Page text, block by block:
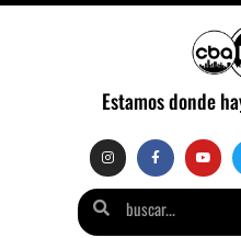
Estamos donde